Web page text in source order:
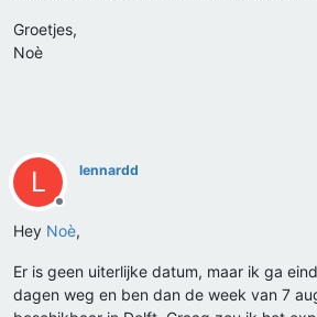
Groetjes,
Noè
L
Offline
lennardd
Hey Noè,
Er is geen uiterlijke datum, maar ik ga
dagen weg en ben dan de week van 7